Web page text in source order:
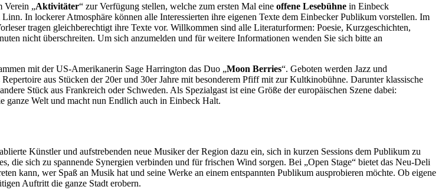
Verein „Aktivitäter“ zur Verfügung stellen, welche zum ersten Mal eine offene Lesebühne in Einbeck
In lockerer Atmosphäre können alle Interessierten ihre eigenen Texte dem Einbecker Publikum vorstellen. Im
tragen gleichberechtigt ihre Texte vor. Willkommen sind alle Literaturformen: Poesie, Kurzgeschichten,
nicht überschreiten. Um sich anzumelden und für weitere Informationen wenden Sie sich bitte an
mit der US-Amerikanerin Sage Harrington das Duo „Moon Berries“. Geboten werden Jazz und
aus Stücken der 20er und 30er Jahre mit besonderem Pfiff mit zur Kultkinobühne. Darunter klassische
Stück aus Frankreich oder Schweden. Als Spezialgast ist eine Größe der europäischen Szene dabei:
ganze Welt und macht nun Endlich auch in Einbeck Halt.
Künstler und aufstrebenden neue Musiker der Region dazu ein, sich in kurzen Sessions dem Publikum zu
die sich zu spannende Synergien verbinden und für frischen Wind sorgen. Bei „Open Stage“ bietet das Neu-Deli
kann, wer Spaß an Musik hat und seine Werke an einem entspannten Publikum ausprobieren möchte. Ob eigene
Auftritt die ganze Stadt erobern.